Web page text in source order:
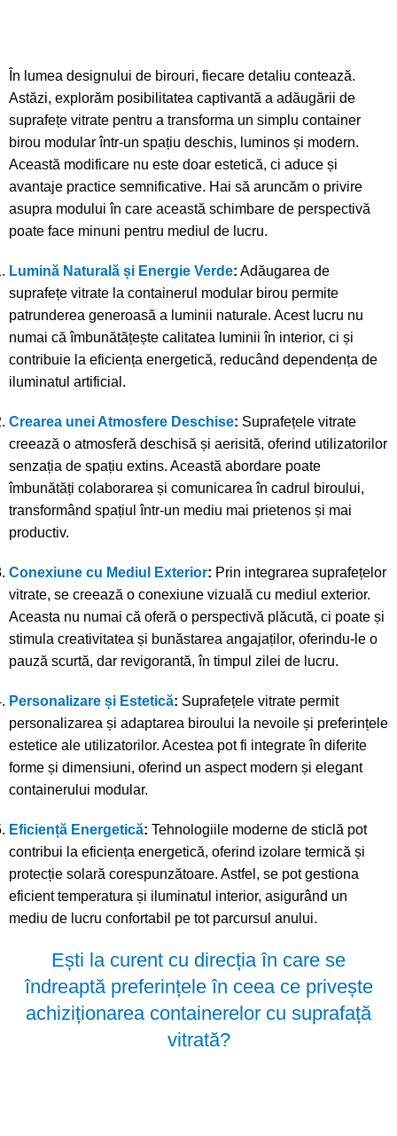
În lumea designului de birouri, fiecare detaliu contează.
Astăzi, explorăm posibilitatea captivantă a adăugării de
suprafețe vitrate pentru a transforma un simplu container
birou modular într-un spațiu deschis, luminos și modern.
Această modificare nu este doar estetică, ci aduce și
avantaje practice semnificative. Hai să aruncăm o privire
asupra modului în care această schimbare de perspectivă
poate face minuni pentru mediul de lucru.
Lumină Naturală și Energie Verde: Adăugarea de
suprafețe vitrate la containerul modular birou permite
patrunderea generoasă a luminii naturale. Acest lucru nu
numai că îmbunătățește calitatea luminii în interior, ci și
contribuie la eficiența energetică, reducând dependența de
iluminatul artificial.
Crearea unei Atmosfere Deschise: Suprafețele vitrate
creează o atmosferă deschisă și aerisită, oferind utilizatorilor
senzația de spațiu extins. Această abordare poate
îmbunătăți colaborarea și comunicarea în cadrul biroului,
transformând spațiul într-un mediu mai prietenos și mai
productiv.
Conexiune cu Mediul Exterior: Prin integrarea suprafețelor
vitrate, se creează o conexiune vizuală cu mediul exterior.
Aceasta nu numai că oferă o perspectivă plăcută, ci poate și
stimula creativitatea și bunăstarea angajaților, oferindu-le o
pauză scurtă, dar revigorantă, în timpul zilei de lucru.
Personalizare și Estetică: Suprafețele vitrate permit
personalizarea și adaptarea biroului la nevoile și preferințele
estetice ale utilizatorilor. Acestea pot fi integrate în diferite
forme și dimensiuni, oferind un aspect modern și elegant
containerului modular.
Eficiență Energetică: Tehnologiile moderne de sticlă pot
contribui la eficiența energetică, oferind izolare termică și
protecție solară corespunzătoare. Astfel, se pot gestiona
eficient temperatura și iluminatul interior, asigurând un
mediu de lucru confortabil pe tot parcursul anului.
Ești la curent cu direcția în care se
îndreaptă preferințele în ceea ce privește
achiziționarea containerelor cu suprafață
vitrată?